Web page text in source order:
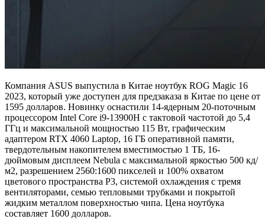
Компания ASUS выпустила в Китае ноутбук ROG Magic 16
2023, который уже доступен для предзаказа в Китае по цене от
1595 долларов. Новинку оснастили 14-ядерным 20-поточным
процессором Intel Core i9-13900H с тактовой частотой до 5,4
ГГц и максимальной мощностью 115 Вт, графическим
адаптером RTX 4060 Laptop, 16 ГБ оперативной памяти,
твердотельным накопителем вместимостью 1 ТБ, 16-
дюймовым дисплеем Nebula с максимальной яркостью 500 кд/
м2, разрешением 2560:1600 пикселей и 100% охватом
цветового пространства P3, системой охлаждения с тремя
вентиляторами, семью тепловыми трубками и покрытой
жидким металлом поверхностью чипа. Цена ноутбука
составляет 1600 долларов.